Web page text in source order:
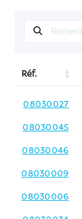
Réf.
08030027
08030045
08030046
08030009
08030006